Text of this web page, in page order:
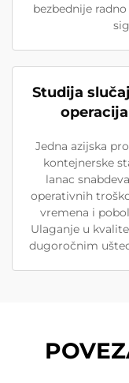
bezbednije
Studija
Jedna azijska
kontejnerske
lanac
operativnih
vremena i
Ulaganje u
dugoročnim